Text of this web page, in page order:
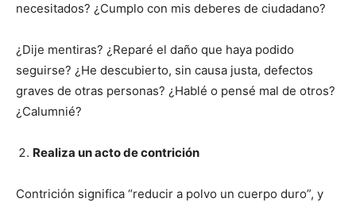
necesitados? ¿Cumplo con mis deberes de ciudadano?
¿Dije mentiras? ¿Reparé el daño que haya podido
seguirse? ¿He descubierto, sin causa justa, defectos
graves de otras personas? ¿Hablé o pensé mal de otros?
¿Calumnié?
Realiza un acto de contrición
Contrición significa “reducir a polvo un cuerpo duro”, y